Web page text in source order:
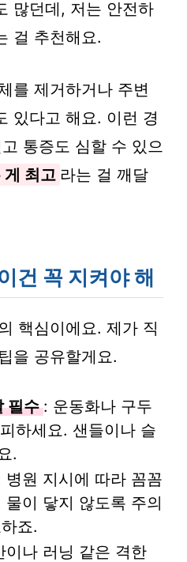
많던데, 저는 안전하
걸 추천해요.
를 제거하거나 주변
있다고 해요. 이런 경
통증도 심할 수 있으
게 최고 라는 걸 깨달
건 꼭 지켜야 해
핵심이에요. 제가 직
을 공유할게요.
필수 : 운동화나 구두
하세요. 샌들이나 슬
.
병원 지시에 따라 꼼꼼
이 닿지 않도록 주의
죠.
이나 러닝 같은 격한